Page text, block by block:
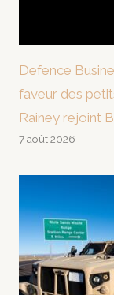
Defence
faveur des
Rainey rejoint
7 août 2026